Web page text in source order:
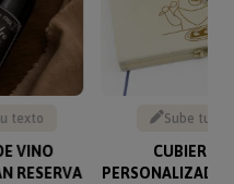
texto
VINO
RESERVA
Sube tu